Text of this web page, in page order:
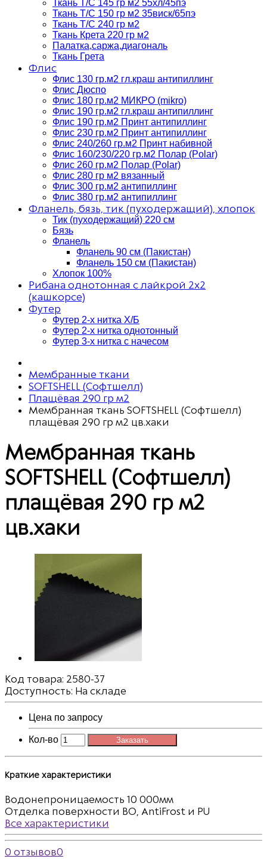
Ткань Т/C 145 гр м2 55хл/45пэ
Ткань Т/C 150 гр м2 35виск/65пэ
Ткань Т/C 240 гр м2
Ткань Крета 220 гр м2
Палатка,саржа,диагональ
Ткань Грета
Флис
Флис 130 гр.м2 гл.краш антипиллинг
Флис Дюспо
Флис 180 гр.м2 МИКРО (mikro)
Флис 190 гр.м2 гл.краш антипиллинг
Флис 190 гр.м2 Принт антипиллинг
Флис 230 гр.м2 Принт антипиллинг
Флис 240/260 гр.м2 Принт набивной
Флис 160/230/220 гр.м2 Полар (Polar)
Флис 260 гр.м2 Полар (Polar)
Флис 280 гр м2 вязанный
Флис 300 гр.м2 антипиллинг
Флис 380 гр.м2 антипиллинг
Фланель, бязь, тик (пуходержащий), хлопок
Тик (пуходержащий) 220 см
Бязь
Фланель
Фланель 90 см (Пакистан)
Фланель 150 см (Пакистан)
Хлопок 100%
Рибана однотонная с лайкрой 2х2
(кашкорсе)
Футер
Футер 2-х нитка Х/Б
Футер 2-х нитка однотонный
Футер 3-х нитка с начесом
Мембранные ткани
SOFTSHELL (Софтшелл)
Плащёвая 290 гр м2
Мембранная ткань SOFTSHELL (Софтшелл)
плащёвая 290 гр м2 цв.хаки
Мембранная ткань
SOFTSHELL (Софтшелл)
плащёвая 290 гр м2
цв.хаки
Код товара: 2580-37
Доступность: На складе
Цена по запросу
Кол-во Заказать
Краткие характеристики
Водонепроницаемость 10 000мм
Отделка поверхности BO, AntiFrost и PU
Все характеристики
0 отзывов0